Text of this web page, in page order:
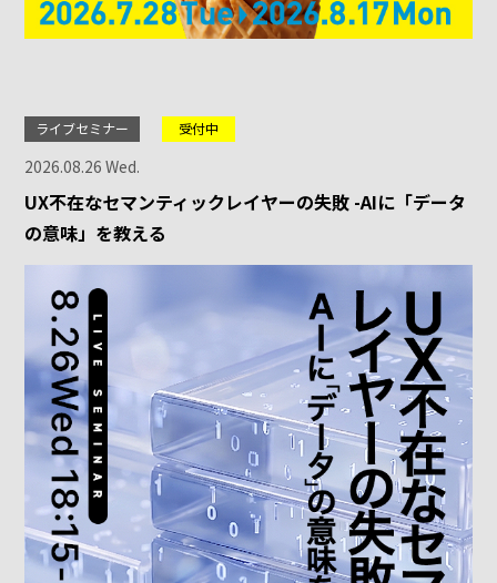
ライブセミナー 受付中
2026.08.26 Wed.
UX不在なセマンティックレイヤーの失敗 -AIに「データ
の意味」を教える